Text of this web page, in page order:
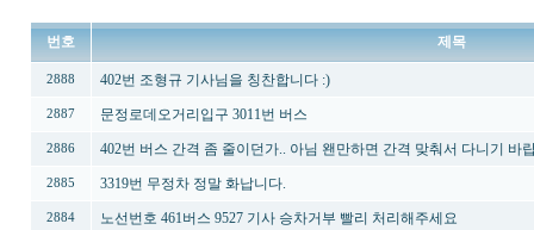
번호 제목
2888 402번 조형규 기사님을 칭찬합니다 :)
2887 문정로데오거리입구 3011번 버스
2886 402번 버스 간격 좀 줄이던가.. 아님 왠만하면 간격 맞춰서 다니기 바
2885 3319번 무정차 정말 화납니다.
2884 노선번호 461버스 9527 기사 승차거부 빨리 처리해주세요